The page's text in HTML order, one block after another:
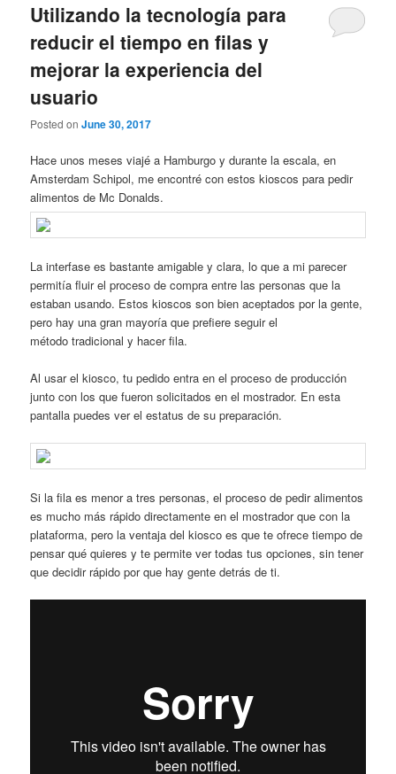
Utilizando la tecnología para
reducir el tiempo en filas y
mejorar la experiencia del
usuario
Posted onJune 30, 2017
Hace unos meses viajé a Hamburgo y durante la escala, en
Amsterdam Schipol, me encontré con estos kioscos para pedir
alimentos de Mc Donalds.
La interfase es bastante amigable y clara, lo que a mi parecer
permitía fluir el proceso de compra entre las personas que la
estaban usando. Estos kioscos son bien aceptados por la gente,
pero hay una gran mayoría que prefiere seguir el
método tradicional y hacer fila.
Al usar el kiosco, tu pedido entra en el proceso de producción
junto con los que fueron solicitados en el mostrador. En esta
pantalla puedes ver el estatus de su preparación.
Si la fila es menor a tres personas, el proceso de pedir alimentos
es mucho más rápido directamente en el mostrador que con la
plataforma, pero la ventaja del kiosco es que te ofrece tiempo de
pensar qué quieres y te permite ver todas tus opciones, sin tener
que decidir rápido por que hay gente detrás de ti.